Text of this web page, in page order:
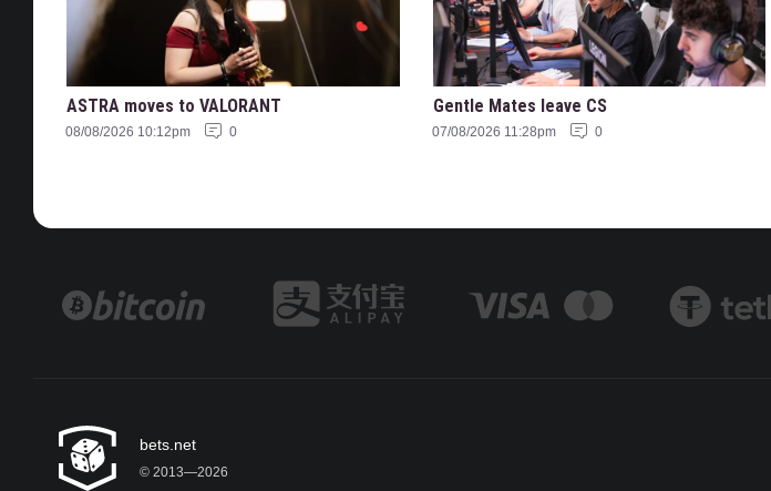
ASTRA moves to VALORANT
08/08/2026 10:12pm 0
Gentle Mates leave CS
07/08/2026 11:28pm 0
bets.net
© 2013—2026